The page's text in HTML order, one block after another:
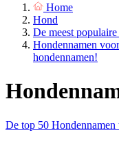
Home
Hond
De meest
Hondennamen
hondennamen!
De top 50 Hondennamen